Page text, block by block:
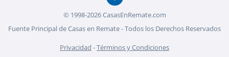
© 1998-2026 CasasEnRemate.com
Fuente Principal de Casas en Remate - Todos los Derechos Reservados
Privacidad -Términos y Condiciones